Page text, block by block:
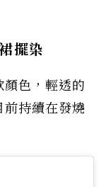
擺染
顏色，輕透的
前持續在發燒